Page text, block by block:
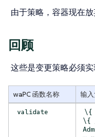
由于策略，容器现在放
回顾
这些是变更策略必须实
waPC 函数名称 输
validate
\{
\{